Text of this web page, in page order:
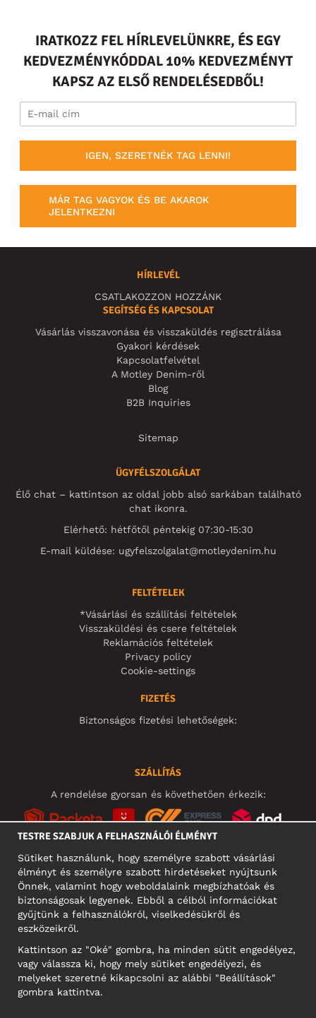
IRATKOZZ FEL HÍRLEVELÜNKRE, ÉS EGY
KEDVEZMÉNYKÓDDAL 10% KEDVEZMÉNYT
KAPSZ AZ ELSŐ RENDELÉSEDBŐL!
IGEN, SZERETNÉK TAG LENNI!
MÁR TAG VAGYOK ÉS BE AKAROK
JELENTKEZNI
HÍRLEVÉL
CSATLAKOZZON HOZZÁNK
SEGÍTSÉG ÉS KAPCSOLAT
Vásárlás visszavonása és visszaküldés regisztrálása
Gyakori kérdések
Kapcsolatfelvétel
A Motley Denim-ről
Blog
B2B Inquiries
Sitemap
ÜGYFÉLSZOLGÁLAT
Élő chat – kattintson az oldal jobb alsó sarkában található
chat ikonra.
Elérhető: hétfőtől péntekig 07:30-15:30
E-mail küldése: ugyfelszolgalat@motleydenim.hu
FELTÉTELEK
*Vásárlási és szállítási feltételek
Visszaküldési és csere feltételek
Reklamációs feltételek
Privacy policy
Cookie-settings
FIZETÉS
Biztonságos fizetési lehetőségek:
SZÁLLÍTÁS
A rendelése gyorsan és követhetően érkezik:
KÖZÖSSÉGI MÉDIA
Motley Denim Europe OÜ
Narva mnt 5, EE-10117 Tallinn
Reg: 12356245
TESTRE SZABJUK A FELHASZNÁLÓI ÉLMÉNYT
Sütiket használunk, hogy személyre szabott vásárlási
élményt és személyre szabott hirdetéseket nyújtsunk
Önnek, valamint hogy weboldalaink megbízhatóak és
biztonságosak legyenek. Ebből a célból információkat
gyűjtünk a felhasználókról, viselkedésükről és
eszközeikről.
Kattintson az "Oké" gombra, ha minden sütit engedélyez,
vagy válassza ki, hogy mely sütiket engedélyezi, és
melyeket szeretné kikapcsolni az alábbi "Beállítások"
gombra kattintva.